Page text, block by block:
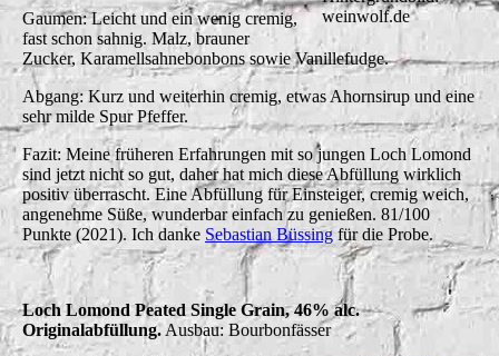
weinwolf.de
Gaumen: Leicht und ein wenig cremig,
fast schon sahnig. Malz, brauner
Zucker, Karamellsahnebonbons sowie Vanillefudge.
Abgang: Kurz und weiterhin cremig, etwas Ahornsirup und eine
sehr milde Spur Pfeffer.
Fazit: Meine früheren Erfahrungen mit so jungen Loch Lomond
sind jetzt nicht so gut, daher hat mich diese Abfüllung wirklich
positiv überrascht. Eine Abfüllung für Einsteiger, cremig weich,
angenehme Süße, wunderbar einfach zu genießen. 81/100
Punkte (2021). Ich danke Sebastian Büssing für die Probe.
Loch Lomond Peated Single Grain, 46% alc.
Originalabfüllung. Ausbau: Bourbonfässer